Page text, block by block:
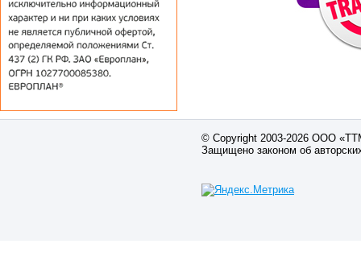
© Copyright 2003-2026 ООО
Защищено законом об